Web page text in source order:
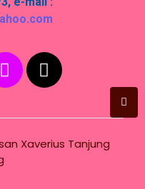
Xaverius Tanjung